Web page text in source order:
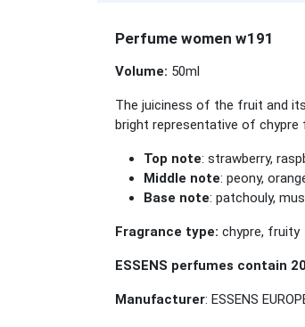
Perfume women w191
Volume: 50ml
The juiciness of the fruit and
bright representative of chypre
Top note: strawberry,
Middle note: peony,
Base note: patchouly,
Fragrance type: chypre, fruity
ESSENS perfumes contain
Manufacturer: ESSENS